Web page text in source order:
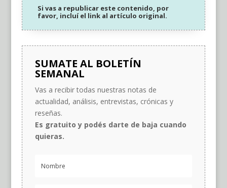
Si vas a republicar este contenido, por
favor, incluí el link al artículo original.
SUMATE AL BOLETÍN
SEMANAL
Vas a recibir todas nuestras notas de
actualidad, análisis, entrevistas, crónicas y
reseñas.
Es gratuito y podés darte de baja cuando
quieras.